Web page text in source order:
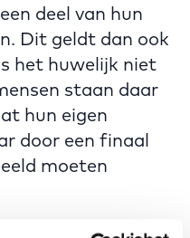
deel van hun
Dit geldt dan ook
het huwelijk niet
staan daar
hun eigen
door een finaal
moeten